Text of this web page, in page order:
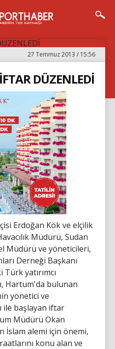
27 Temmuz 2013 / 15:56
DÜZENLEDİ
Erdoğan Kök ve elçilik
Müdürü, Sudan
Müdürü ve yöneticileri,
Derneği Başkanı
yatırımcı
Hartum'da bulunan
yönetici ve
ile başlayan iftar
Müdürü Okan
İslam alemi için önemi,
konu alan ve